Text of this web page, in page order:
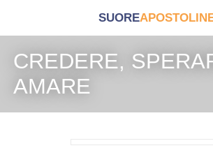
SUORE
CREDERE,
AMARE